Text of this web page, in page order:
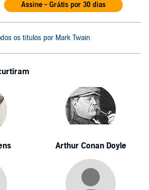
Assine - Grátis por 30 dias
os títulos por Mark Twain
Arthur Conan Doyle